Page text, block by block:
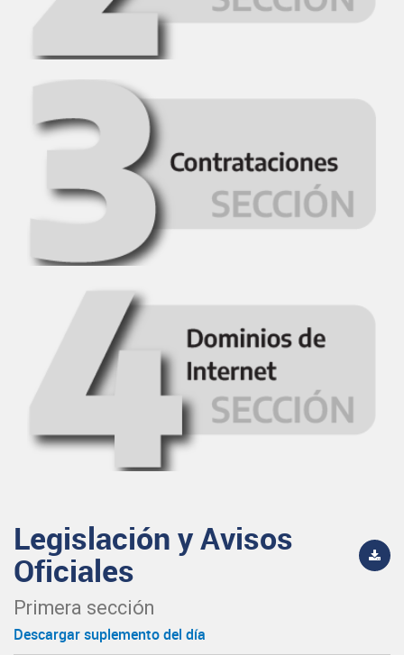
Legislación y Avisos
Oficiales
Primera sección
Descargar suplemento del día